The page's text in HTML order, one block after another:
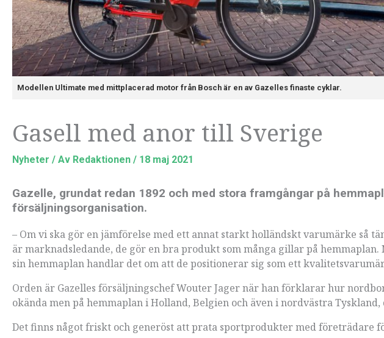
Modellen Ultimate med mittplacerad motor från Bosch är en av Gazelles finaste cyklar.
Gasell med anor till Sverige
Nyheter / Av Redaktionen / 18 maj 2021
Gazelle, grundat redan 1892 och med stora framgångar på
försäljningsorganisation.
– Om vi ska gör en jämförelse med ett annat starkt holländskt varumärke så
är marknadsledande, de gör en bra produkt som många gillar på
sin hemmaplan handlar det om att de positionerar sig som ett
Orden är Gazelles försäljningschef Wouter Jager när han förklarar hur
okända men på hemmaplan i Holland, Belgien och även i nordvästra
Det finns något friskt och generöst att prata sportprodukter med företrädare